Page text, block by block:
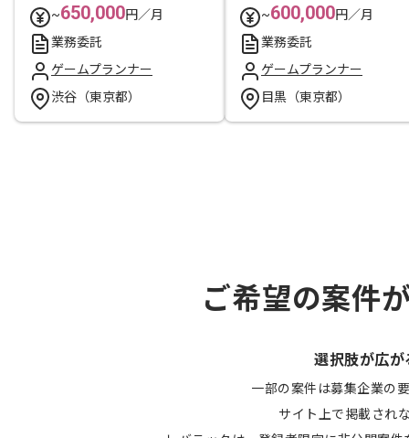
~650,000円／月
業務委託
ゲームプランナー
渋谷（東京都）
~600,000円／月
業務委託
ゲームプランナー
目黒（東京都）
ご希望の案件
選択肢が広が
一部の案件は募集企業の
サイト上で掲載され